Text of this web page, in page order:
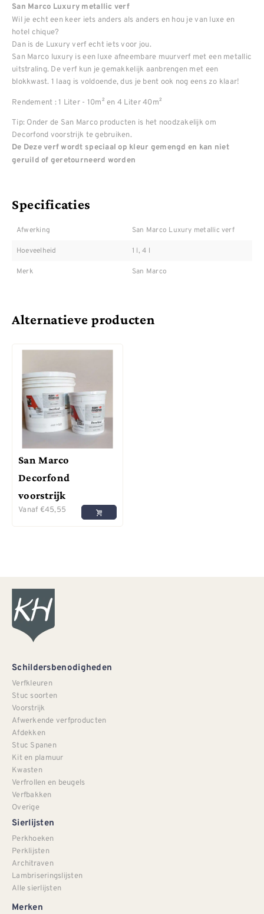
San Marco Luxury metallic verf
Wil je echt een keer iets anders als anders en hou je van luxe en
hotel chique?
Dan is de Luxury verf echt iets voor jou.
San Marco luxury is een luxe afneembare muurverf met een metallic
uitstraling. De verf kun je gemakkelijk aanbrengen met een
blokkwast. 1 laag is voldoende, dus je bent ook nog eens zo klaar!
Rendement : 1 Liter - 10m² en 4 Liter 40m²
Tip: Onder de San Marco producten is het noodzakelijk om
Decorfond voorstrijk te gebruiken.
De Deze verf wordt speciaal op kleur gemengd en kan niet
geruild of geretourneerd worden
Specificaties
Afwerking San Marco Luxury metallic verf
Hoeveelheid 1 l, 4 l
Merk San Marco
Alternatieve producten
San Marco
Decorfond
voorstrijk
Vanaf €45,55
Schildersbenodigheden
Verfkleuren
Stuc soorten
Voorstrijk
Afwerkende verfproducten
Afdekken
Stuc Spanen
Kit en plamuur
Kwasten
Verfrollen en beugels
Verfbakken
Overige
Sierlijsten
Perkhoeken
Perklijsten
Architraven
Lambriseringslijsten
Alle sierlijsten
Merken